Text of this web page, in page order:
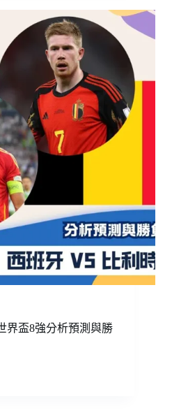
界盃8強分析預測與勝